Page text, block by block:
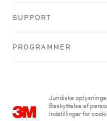
SUPPORT
PROGRAMMER
Juridiske
Beskyttelse af
Indstillinger for